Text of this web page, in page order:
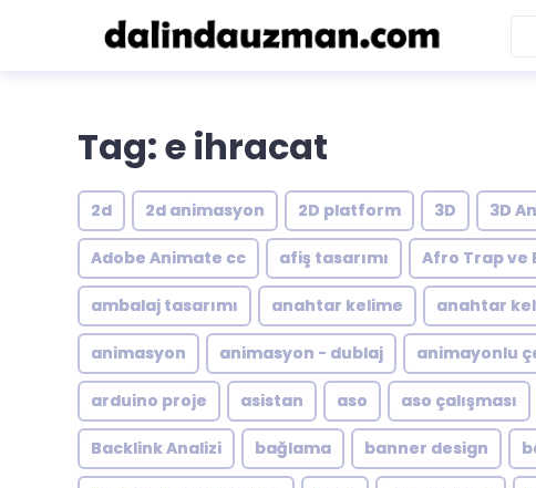
Tag: e ihracat
2d 2d animasyon 2D platform 3D 3D
Adobe Animate cc afiş tasarımı Afro Trap ve
ambalaj tasarımı anahtar kelime anahtar
animasyon animasyon - dublaj animayonlu
arduino proje asistan aso aso çalışması
Backlink Analizi bağlama banner design